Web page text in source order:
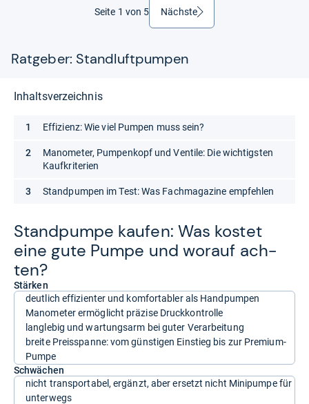
Seite 1 von 5 Nächsteweiter
Ratgeber: Standluftpumpen
Stand­pumpe kau­fen: Was kos­tet
eine gute Pumpe und wor­auf ach­
ten?
Stärken
deutlich effizienter und komfortabler als Handpumpen
Manometer ermöglicht präzise Druckkontrolle
langlebig und wartungsarm bei guter Verarbeitung
breite Preisspanne: vom günstigen Einstieg bis zur Premium-
Pumpe
Schwächen
nicht transportabel, ergänzt, aber ersetzt nicht Minipumpe für
unterwegs
Inhaltsverzeichnis
Effizienz: Wie viel Pumpen muss sein?
Manometer, Pumpenkopf und Ventile: Die wichtigsten
Kaufkriterien
Standpumpen im Test: Was Fachmagazine empfehlen